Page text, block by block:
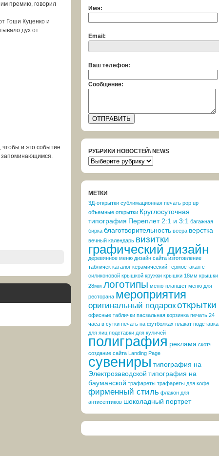
им премию, говорил
Гоши Куценко и
дух от
чтобы и это событие
запоминающимся.
Имя:
Email:
Ваш телефон:
Сообщение:
РУБРИКИ НОВОСТЕЙ\ NEWS
РУБРИКИ
МЕТКИ
3Д-открытки cублимационная печать pop up
объемные открытки Круглосуточная
типография Переплет 2:1 и 3:1 багажная
бирка благотворительность веера верстка
вечный календарь визитки
графический дизайн
деревянное меню дизайн сайта изготовление
табличек каталог керамический термостакан с
силиконовой крышкой кружки крышки 18мм крышки
28мм логотипы меню-планшет меню для
ресторана мероприятия
оригинальный подарокоткрытки
офисные таблички пасзальная корзинка печать 24
часа в сутки печать на футболках плакат подставка
для яиц подставки для куличей
полиграфия реклама скотч
создание сайта Landing Page
сувениры типография на
Электрозаводской типография на
бауманской трафареты трафареты для кофе
фирменный стиль флакон для
антисептиков шоколадный портрет